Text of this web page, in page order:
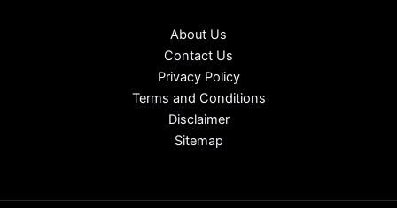
About Us
Contact Us
Privacy Policy
Terms and Conditions
Disclaimer
Sitemap